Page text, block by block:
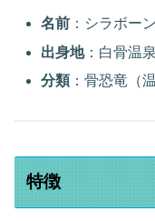
名前 ：シラボーン
出身地：白骨温
分類：骨恐竜（
特徴